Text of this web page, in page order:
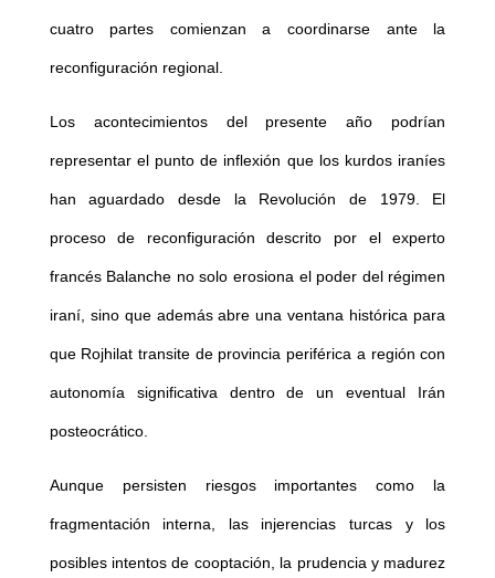
cuatro partes comienzan a coordinarse ante la
reconfiguración regional.
Los acontecimientos del presente año podrían
representar el punto de inflexión que los kurdos iraníes
han aguardado desde la Revolución de 1979. El
proceso de reconfiguración descrito por el experto
francés Balanche no solo erosiona el poder del régimen
iraní, sino que además abre una ventana histórica para
que Rojhilat transite de provincia periférica a región con
autonomía significativa dentro de un eventual Irán
posteocrático.
Aunque persisten riesgos importantes como la
fragmentación interna, las injerencias turcas y los
posibles intentos de cooptación, la prudencia y madurez